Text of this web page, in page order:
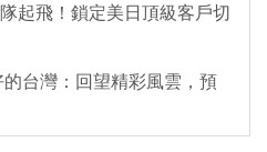
起飛！鎖定美日頂級客戶切
台灣：回望精彩風雲，預